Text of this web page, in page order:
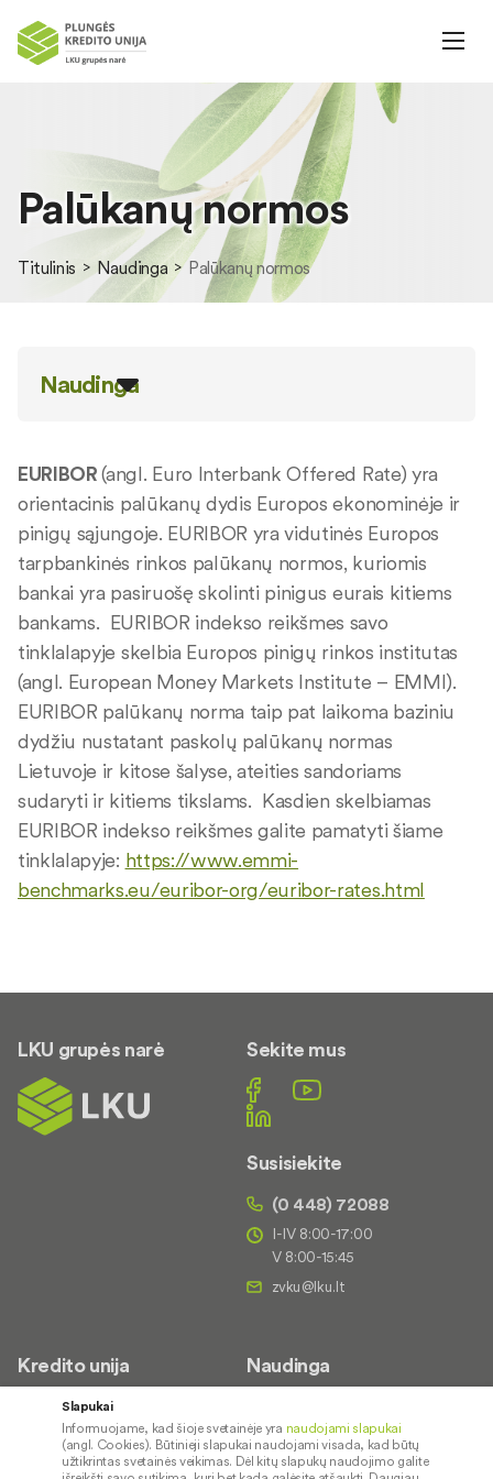
Palūkanų normos
Titulinis Naudinga Palūkanų normos
Naudinga
EURIBOR(angl. Euro Interbank Offered Rate) yra
orientacinis palūkanų dydis Europos ekonominėje ir
pinigų sąjungoje. EURIBOR yra vidutinės Europos
tarpbankinės rinkos palūkanų normos, kuriomis
bankai yra pasiruošę skolinti pinigus eurais kitiems
bankams. EURIBOR indekso reikšmes savo
tinklalapyje skelbia Europos pinigų rinkos institutas
(angl. European Money Markets Institute – EMMI).
EURIBOR palūkanų norma taip pat laikoma baziniu
dydžiu nustatant paskolų palūkanų normas
Lietuvoje ir kitose šalyse, ateities sandoriams
sudaryti ir kitiems tikslams. Kasdien skelbiamas
EURIBOR indekso reikšmes galite pamatyti šiame
tinklalapyje: https://www.emmi-
benchmarks.eu/euribor-org/euribor-rates.html
LKU grupės narė Sekite mus
Susisiekite
(0 448) 72088
I-IV 8:00-17:00
V 8:00-15:45
Kredito unija
Apie mus
Kontaktai
Karjera
Naudinga
Palūkanų normos
Paslaugų teikimo sąlygos ir
Slapukai
Informuojame, kad šioje svetainėje yra naudojami slapukai
(angl. Cookies). Būtinieji slapukai naudojami visada, kad būtų
užtikrintas svetainės veikimas. Dėl kitų slapukų naudojimo galite